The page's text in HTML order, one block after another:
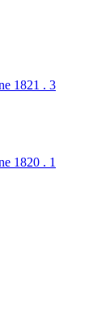
1821 . 3
1820 . 1